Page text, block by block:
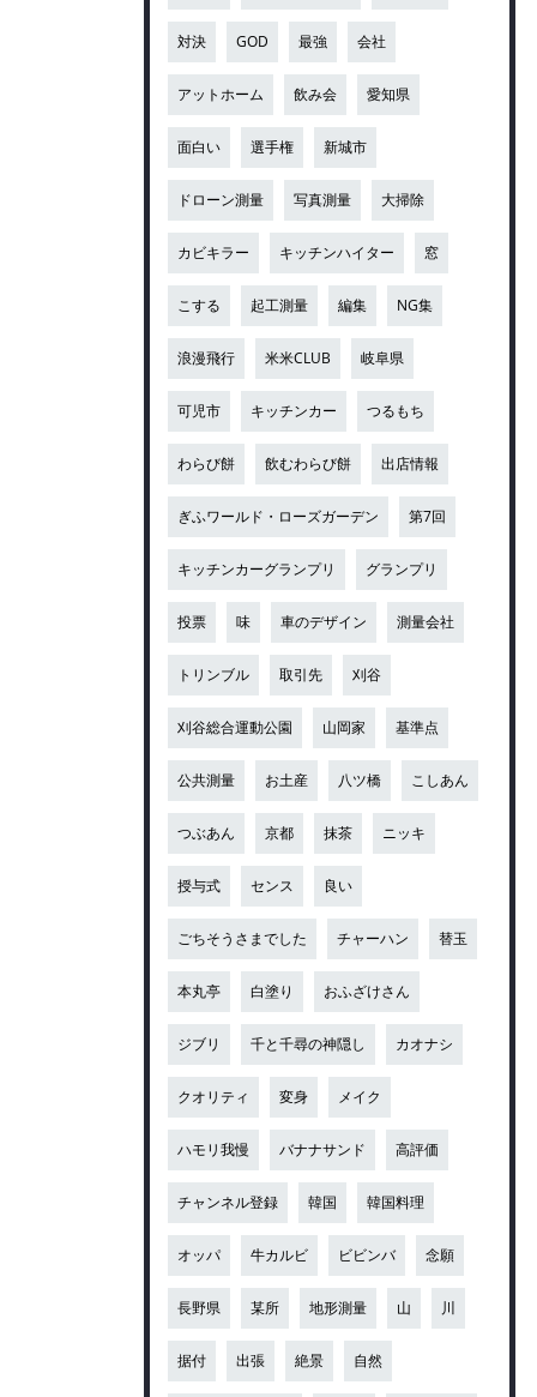
対決 GOD 最強 会社
アットホーム 飲み会 愛知県
面白い 選手権 新城市
ドローン測量 写真測量 大掃除
カビキラー キッチンハイター 窓
こする 起工測量 編集 NG集
浪漫飛行 米米CLUB 岐阜県
可児市 キッチンカー つるもち
わらび餅 飲むわらび餅 出店情報
ぎふワールド・ローズガーデン 第7回
キッチンカーグランプリ グランプリ
投票 味 車のデザイン 測量会社
トリンブル 取引先 刈谷
刈谷総合運動公園 山岡家 基準点
公共測量 お土産 八ツ橋 こしあん
つぶあん 京都 抹茶 ニッキ
授与式 センス 良い
ごちそうさまでした チャーハン 替玉
本丸亭 白塗り おふざけさん
ジブリ 千と千尋の神隠し カオナシ
クオリティ 変身 メイク
ハモリ我慢 バナナサンド 高評価
チャンネル登録 韓国 韓国料理
オッパ 牛カルビ ビビンバ 念願
長野県 某所 地形測量 山 川
据付 出張 絶景 自然